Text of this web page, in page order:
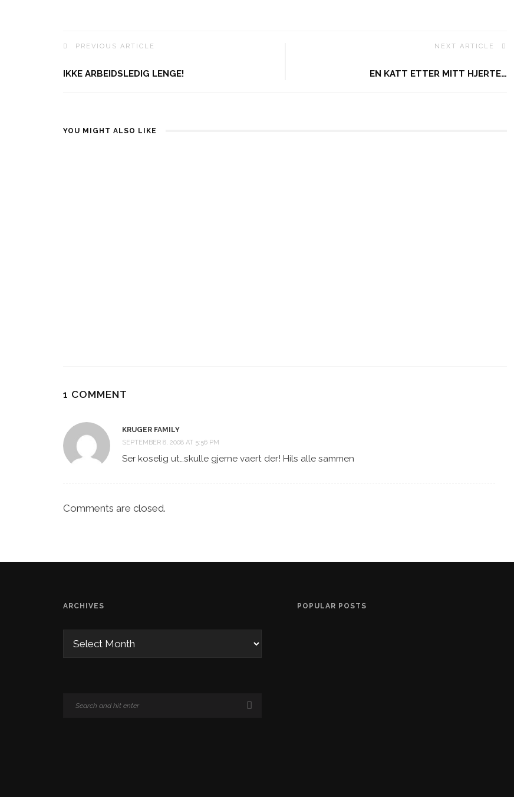
PREVIOUS ARTICLE
IKKE ARBEIDSLEDIG LENGE!
NEXT ARTICLE
EN KATT ETTER MITT HJERTE…
YOU MIGHT ALSO LIKE
1 COMMENT
KRUGER FAMILY
SEPTEMBER 8, 2008 AT 5:56 PM
Ser koselig ut…skulle gjerne vaert der! Hils alle sammen
Comments are closed.
ARCHIVES POPULAR POSTS